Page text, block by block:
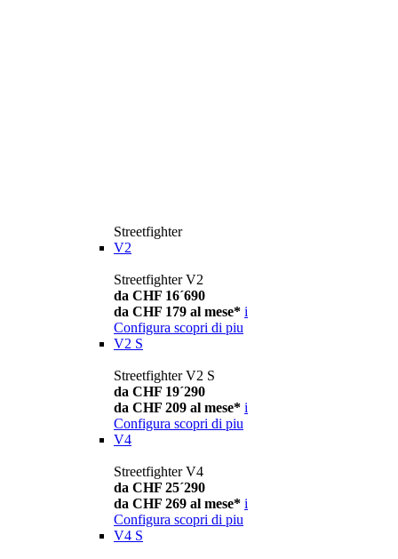
Streetfighter
V2
Streetfighter V2
da CHF 16´690
da CHF 179 al mese* i
Configura scopri di piu
V2 S
Streetfighter V2 S
da CHF 19´290
da CHF 209 al mese* i
Configura scopri di piu
V4
Streetfighter V4
da CHF 25´290
da CHF 269 al mese* i
Configura scopri di piu
V4 S